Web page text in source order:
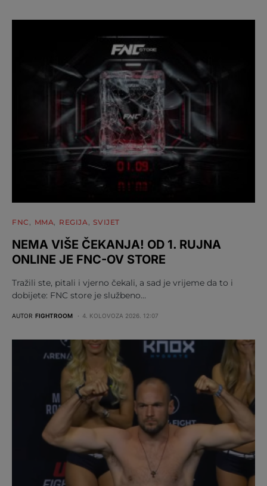
FNC MMA REGIJA SVIJET
NEMA VIŠE ČEKANJA! OD 1. RUJNA
ONLINE JE FNC-OV STORE
Tražili ste, pitali i vjerno čekali, a sad je vrijeme da to i
dobijete: FNC store je službeno…
AUTOR FIGHTROOM 4. KOLOVOZA 2026. 12:07